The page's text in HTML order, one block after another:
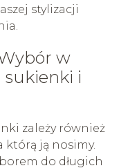
stylizacji
w
sukienki i
zależy również
którą ją nosimy.
do długich